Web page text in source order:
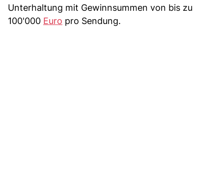
Unterhaltung mit Gewinnsummen von bis zu
100'000 Euro pro Sendung.